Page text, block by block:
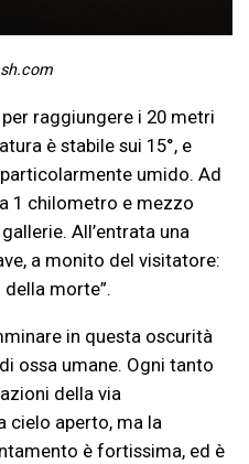
raggiungere i 20 metri
è stabile sui 15°, e
umido. Ad
1 chilometro e mezzo
All’entrata una
a monito del visitatore:
morte”.
in questa oscurità
ossa umane. Ogni tanto
della via
cielo aperto, ma la
è fortissima, ed è